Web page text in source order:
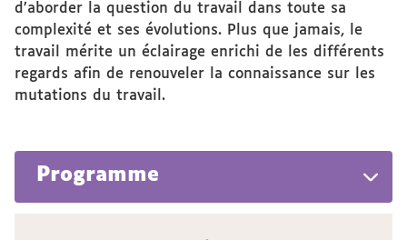
d’aborder la question du travail dans toute sa
complexité et ses évolutions. Plus que jamais, le
travail mérite un éclairage enrichi de les différents
regards afin de renouveler la connaissance sur les
mutations du travail.
Programme